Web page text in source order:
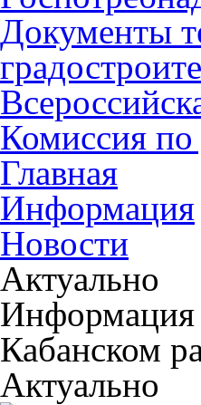
Документы
Комиссия по
Главная
Информация
Новости
Актуально
Информация
Кабанском
Актуально